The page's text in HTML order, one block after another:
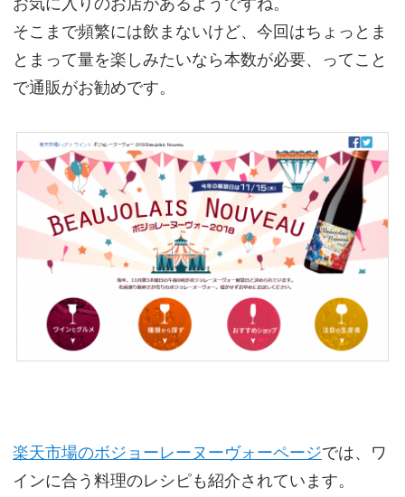
そこまで頻繁には飲まないけど、今回はちょっとま
とまって量を楽しみたいなら本数が必要、ってこと
で通販がお勧めです。
楽天市場のボジョーレーヌーヴォーページでは、ワ
インに合う料理のレシピも紹介されています。